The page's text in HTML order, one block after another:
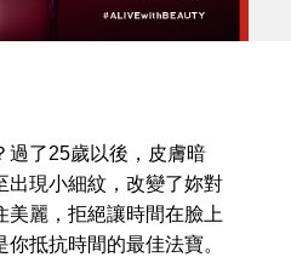
過了25歲以後，皮膚暗
出現小細紋，改變了妳對
美麗，拒絕讓時間在臉上
抵抗時間的最佳法寶。